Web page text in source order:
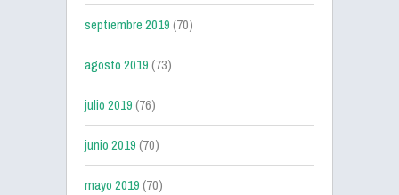
septiembre 2019(70)
agosto 2019(73)
julio 2019(76)
junio 2019(70)
mayo 2019(70)